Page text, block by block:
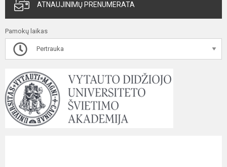
ATNAUJINIMŲ PRENUMERATA
Pamokų laikas
Pertrauka